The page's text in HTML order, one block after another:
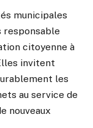
municipales
responsable
citoyenne à
invitent
les
au service de
nouveaux